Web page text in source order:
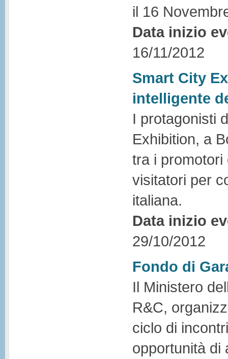
il 16
Data inizio
16/11/2012
Smart City
intelligente
I protagonisti
Exhibition, a
tra i promotori
visitatori per
italiana.
Data inizio
29/10/2012
Fondo di
Il Ministero
R&C,
ciclo di
opportunità di